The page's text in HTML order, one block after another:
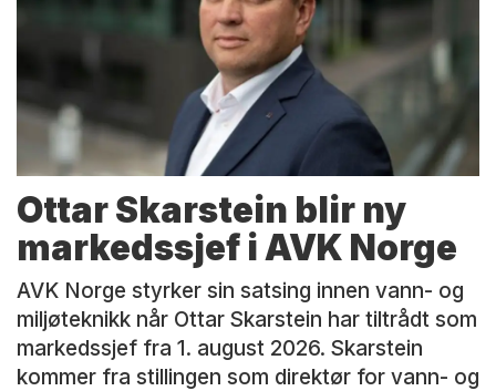
Ottar Skarstein blir ny
markedssjef i AVK Norge
AVK Norge styrker sin satsing innen vann- og
miljøteknikk når Ottar Skarstein har tiltrådt som
markedssjef fra 1. august 2026. Skarstein
kommer fra stillingen som direktør for vann- og